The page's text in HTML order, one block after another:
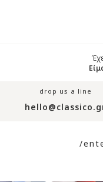
drop us a line
/